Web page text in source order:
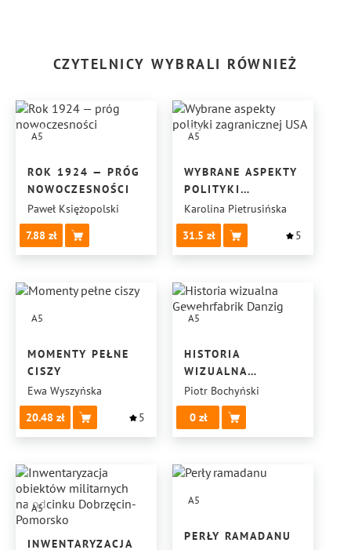
CZYTELNICY WYBRALI RÓWNIEŻ
A5
ROK 1924 — PRÓG
NOWOCZESNOŚCI
Paweł Księżopolski
7.88
A5
WYBRANE ASPEKTY
POLITYKI
ZAGRANICZNEJ USA
Karolina Pietrusińska
31.5
5
A5
MOMENTY PEŁNE
CISZY
Ewa Wyszyńska
20.48
5
A5
HISTORIA
WIZUALNA
GEWEHRFABRIK
DANZIG
Piotr Bochyński
0
A5
INWENTARYZACJA
A5
PERŁY RAMADANU